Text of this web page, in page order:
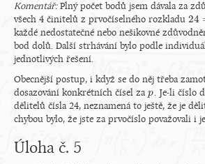
Komentář:Plný počet bodů jsem dávala za
všech 4 činitelů z prvočíselného rozkladu 24
24=
každé nedostatečné nebo nešikovné
bod dolů. Další strhávání bylo podle
jednotlivých řešení.
Obecnější postup, i když se do něj třeba
dosazování konkrétních čísel za p
p. Je-li číslo
dělitelů čísla 24, neznamená to ještě, že je
chybou bylo, že jste za prvočíslo považovali i
Úloha č. 5